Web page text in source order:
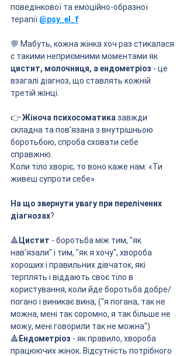
поведінкової та емоційно-образної
терапії @psy_el_f
💬 Мабуть, кожна жінка хоч раз стикалася
с такими неприємними моментами як
цистит, молочниця, а ендометріоз - це
взагалі діагноз, що ставлять кожній
третій жінці.
👉 Жіноча психосоматика завжди
складна та повʼязана з внутрішньою
боротьбою, спроба сховати себе
справжню.
Коли тіло хворіє, то воно каже нам: «Ти
живеш супроти себе»
На що звернути увагу при перелічених
діагнозах?
🔺 Цистит - боротьба між тим, "як
нав'язали" і тим, "як я хочу", хвороба
хороших і правильних дівчаток, які
терплять і віддають своє тіло в
користування, коли йде боротьба добре/
погано і виникає вина, ("я погана, так не
можна, мені так соромно, я так більше не
можу, мені говорили так не можна")
🔺 Ендометріоз - як правило, хвороба
працюючих жінок. Відсутність потрібного